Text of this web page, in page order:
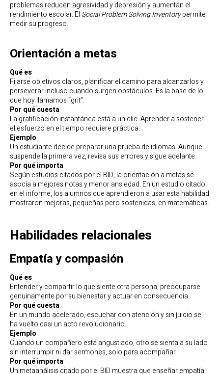
problemas reducen agresividad y depresión y aumentan el
rendimiento escolar. El Social Problem Solving Inventorypermite
medir su progreso.
Orientación a metas
Qué es
Fijarse objetivos claros, planificar el camino para alcanzarlos y
perseverar incluso cuando surgen obstáculos. Es la base de lo
que hoy llamamos “grit”.
Por qué cuesta
La gratificación instantánea está a un clic. Aprender a sostener
el esfuerzo en el tiempo requiere práctica.
Ejemplo
Un estudiante decide preparar una prueba de idiomas. Aunque
suspende la primera vez, revisa sus errores y sigue adelante.
Por qué importa
Según estudios citados por el BID, la orientación a metas se
asocia a mejores notas y menor ansiedad. En un estudio citado
en el informe, los alumnos que aprendieron a usar esta habilidad
mostraron mejoras, pequeñas pero sostenidas, en matemáticas.
Habilidades relacionales
Empatía y compasión
Qué es
Entender y compartir lo que siente otra persona, preocuparse
genuinamente por su bienestar y actuar en consecuencia.
Por qué cuesta
En un mundo acelerado, escuchar con atención y sin juicio se
ha vuelto casi un acto revolucionario.
Ejemplo
Cuando un compañero está angustiado, otro se sienta a su lado
sin interrumpir ni dar sermones, solo para acompañar.
Por qué importa
Un metaanálisis citado por el BID muestra que enseñar empatía